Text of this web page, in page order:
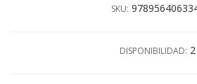
SKU:
DISPONIBILIDAD: 2